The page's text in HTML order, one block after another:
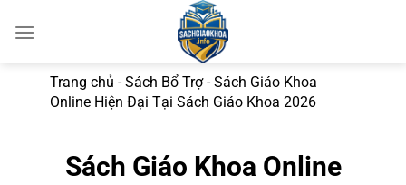
qua
Trang chủ -Sách Bổ Trợ-Sách Giáo Khoa
Online Hiện Đại Tại Sách Giáo Khoa 2026
Sách Giáo Khoa Online